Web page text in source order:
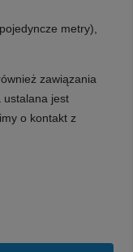
metry),
zawiązania
ustalana jest
o kontakt z